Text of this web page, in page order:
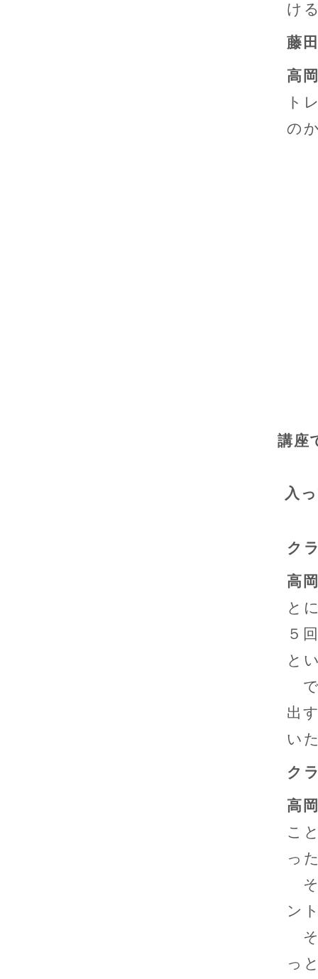
け
藤
高
ト
の
講座
入
ク
高
と
５
と
で
出
い
ク
高
こ
っ
そ
ン
そ
っ